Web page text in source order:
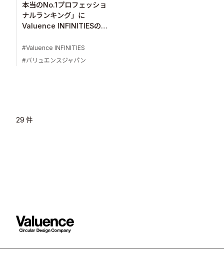
本当のNo.1プロフェッショ
ナルランキング」に
Valuence INFINITIESの
Valuence INFINITIES
バリュエンスジャパン
29 件